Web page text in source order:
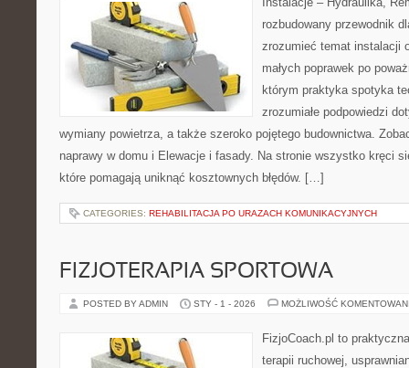
rozbudowany przewodnik
zrozumieć temat instalacji
małych poprawek po
którym praktyka spotyka
zrozumiałe podpowiedzi
wymiany powietrza, a także szeroko pojętego budownictwa.
naprawy w domu i Elewacje i fasady. Na stronie wszystko kręci
które pomagają uniknąć kosztownych błędów. […]
CATEGORIES: REHABILITACJA PO URAZACH KOMUNIKACYJNYCH
FIZJOTERAPIA SPORTOWA
POSTED BY ADMIN STY - 1 - 2026 MOŻLIWOŚĆ
FizjoCoach.pl to
terapii ruchowej,